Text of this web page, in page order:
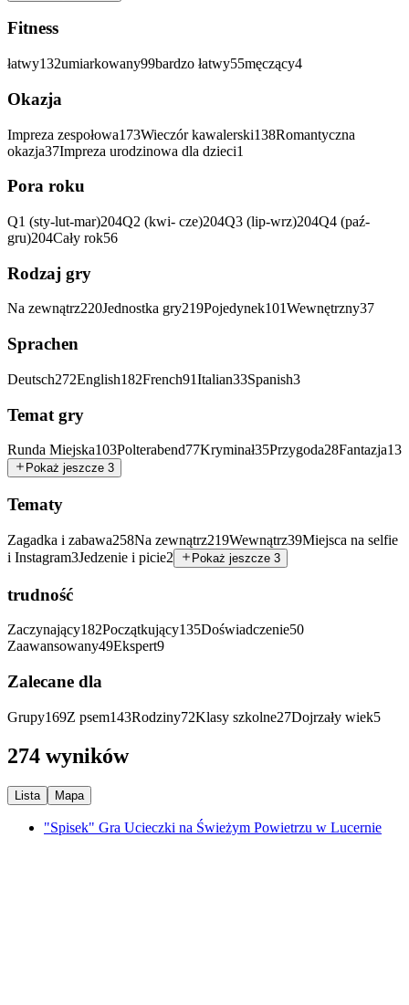
Fitness
łatwy132umiarkowany99bardzo łatwy55męczący4
Okazja
Impreza zespołowa173Wieczór kawalerski138Romantyczna
okazja37Impreza urodzinowa dla dzieci1
Pora roku
Q1 (sty-lut-mar)204Q2 (kwi- cze)204Q3 (lip-wrz)204Q4 (paź-
gru)204Cały rok56
Rodzaj gry
Na zewnątrz220Jednostka gry219Pojedynek101Wewnętrzny37
Sprachen
Deutsch272English182French91Italian33Spanish3
Temat gry
Runda Miejska103Polterabend77Kryminał35Przygoda28Fantazja13
Pokaż jeszcze 3
Tematy
Zagadka i zabawa258Na zewnątrz219Wewnątrz39Miejsca na selfie
i Instagram3Jedzenie i picie2 Pokaż jeszcze 3
trudność
Zaczynający182Początkujący135Doświadczenie50
Zaawansowany49Ekspert9
Zalecane dla
Grupy169Z psem143Rodziny72Klasy szkolne27Dojrzały wiek5
274 wyników
Lista Mapa
"Spisek" Gra Ucieczki na Świeżym Powietrzu w Lucernie